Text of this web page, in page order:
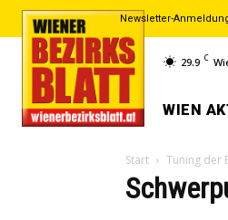
Newsletter-
29.9 C
WIEN
Start Tuning der